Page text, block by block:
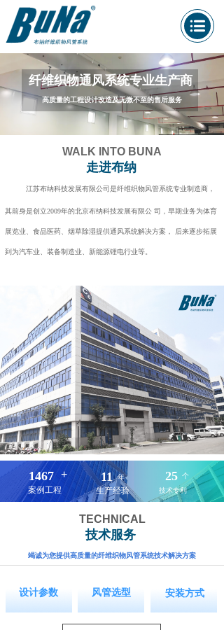
纤维织物通风系统专业生产商
高质量的工程设计改造及无微不至的售后服务
WALK INTO BUNA
走进布纳
江苏布纳科技发展有限公司是纤维织物风管系统专业制造商，
其前身是创立2009年的北京布纳科技发展有限公 司，早期业务为体育
展览业、食品医药、烟草除湿提供通风系统解决方案， 后来逐步拓展
到为汽车业、装备制造业、新能源锂电行业等。
+ 25
1497 11 个
年
案例工程 生产经验 技术专利
TECHNICAL
技术服务
竭诚为您提供高质量的纤维织物风管系统技术解决方案
按钮文本 按钮文本 按钮文本
设计参数 风管选型 安装方式